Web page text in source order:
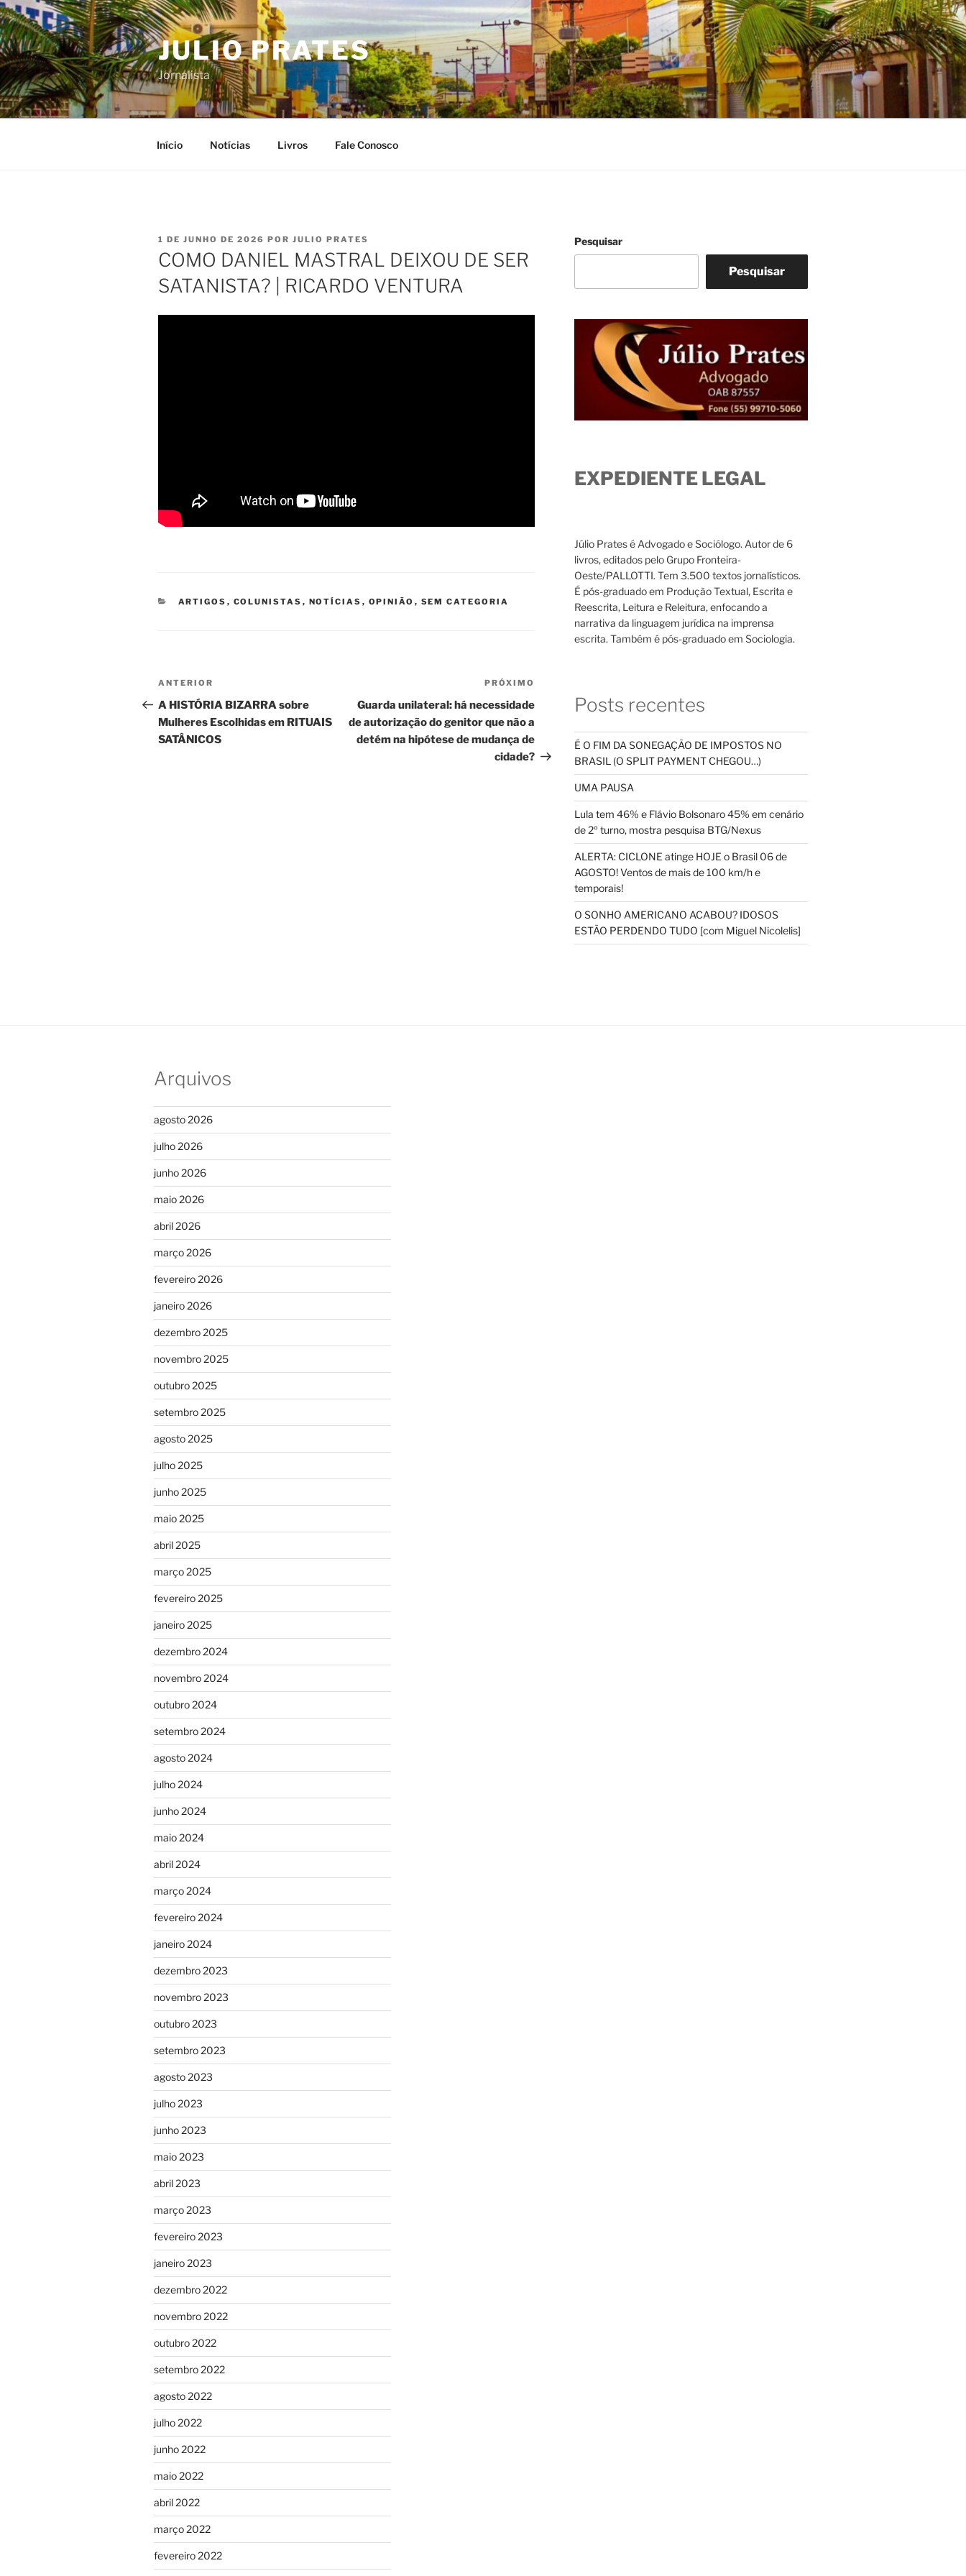
Pular
para
o
conteúdo
JULIO PRATES
Jornalista
Início Notícias Livros Fale Conosco
PUBLICADO
EM
1 DE JUNHO DE 2026 POR JULIO PRATES
COMO DANIEL MASTRAL DEIXOU DE SER
SATANISTA? | RICARDO VENTURA
CATEGORIAS
ARTIGOS , COLUNISTAS , NOTÍCIAS , OPINIÃO , SEM CATEGORIA
Navegação
de
Post
Post
anterior
ANTERIOR
A HISTÓRIA BIZARRA sobre
Mulheres Escolhidas em RITUAIS
SATÂNICOS
post
PRÓXIMO
Guarda unilateral: há necessidade
de autorização do genitor que não a
detém na hipótese de mudança de
cidade?
Pesquisar
Pesquisar
EXPEDIENTE LEGAL
Júlio Prates é Advogado e Sociólogo. Autor de 6
livros, editados pelo Grupo Fronteira-
Oeste/PALLOTTI. Tem 3.500 textos jornalísticos.
É pós-graduado em Produção Textual, Escrita e
Reescrita, Leitura e Releitura, enfocando a
narrativa da linguagem jurídica na imprensa
escrita. Também é pós-graduado em Sociologia.
Posts recentes
É O FIM DA SONEGAÇÃO DE IMPOSTOS NO
BRASIL (O SPLIT PAYMENT CHEGOU…)
UMA PAUSA
Lula tem 46% e Flávio Bolsonaro 45% em cenário
de 2º turno, mostra pesquisa BTG/Nexus
ALERTA: CICLONE atinge HOJE o Brasil 06 de
AGOSTO! Ventos de mais de 100 km/h e
temporais!
O SONHO AMERICANO ACABOU? IDOSOS
ESTÃO PERDENDO TUDO [com Miguel Nicolelis]
Arquivos
agosto 2026
julho 2026
junho 2026
maio 2026
abril 2026
março 2026
fevereiro 2026
janeiro 2026
dezembro 2025
novembro 2025
outubro 2025
setembro 2025
agosto 2025
julho 2025
junho 2025
maio 2025
abril 2025
março 2025
fevereiro 2025
janeiro 2025
dezembro 2024
novembro 2024
outubro 2024
setembro 2024
agosto 2024
julho 2024
junho 2024
maio 2024
abril 2024
março 2024
fevereiro 2024
janeiro 2024
dezembro 2023
novembro 2023
outubro 2023
setembro 2023
agosto 2023
julho 2023
junho 2023
maio 2023
abril 2023
março 2023
fevereiro 2023
janeiro 2023
dezembro 2022
novembro 2022
outubro 2022
setembro 2022
agosto 2022
julho 2022
junho 2022
maio 2022
abril 2022
março 2022
fevereiro 2022